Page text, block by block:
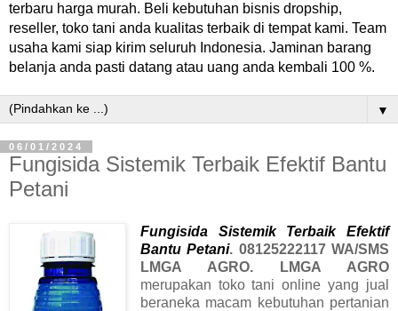
terbaru harga murah. Beli kebutuhan bisnis dropship,
reseller, toko tani anda kualitas terbaik di tempat kami. Team
usaha kami siap kirim seluruh Indonesia. Jaminan barang
belanja anda pasti datang atau uang anda kembali 100 %.
▼
06/01/2024
Fungisida Sistemik Terbaik Efektif Bantu
Petani
Fungisida Sistemik Terbaik Efektif
Bantu Petani. 08125222117 WA/SMS
LMGA AGRO. LMGA AGRO
merupakan toko tani online yang jual
beraneka macam kebutuhan pertanian